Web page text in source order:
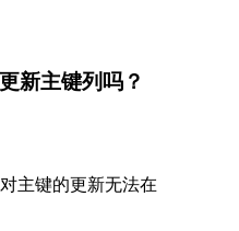
新主键列吗？
主键的更新无法在